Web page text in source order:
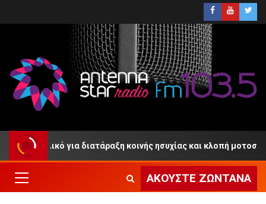
για διατάραξη κοινής ησυχίας και κλοπή μοτοσικλέτας
ΑΚΟΎΣΤΕ ΖΩΝΤΑΝΆ